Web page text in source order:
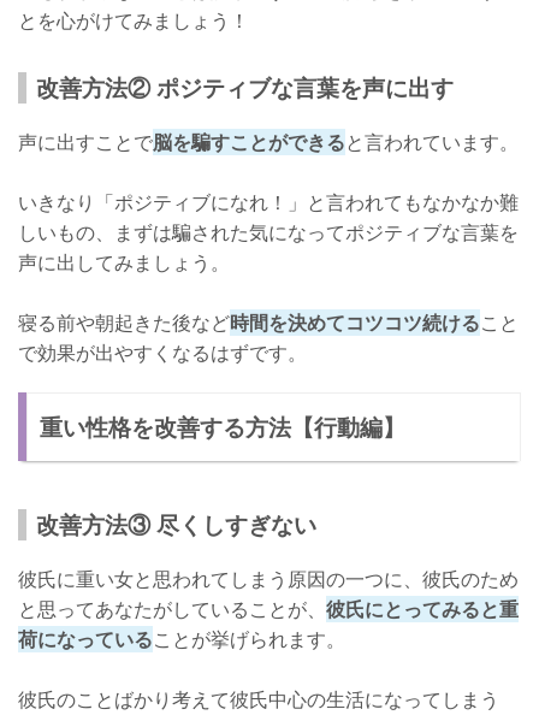
とを心がけてみましょう！
改善方法② ポジティブな言葉を声に出す
声に出すことで脳を騙すことができると言われています。
いきなり「ポジティブになれ！」と言われてもなかなか難
しいもの、まずは騙された気になってポジティブな言葉を
声に出してみましょう。
寝る前や朝起きた後など時間を決めてコツコツ続けること
で効果が出やすくなるはずです。
重い性格を改善する方法【行動編】
改善方法③ 尽くしすぎない
彼氏に重い女と思われてしまう原因の一つに、彼氏のため
と思ってあなたがしていることが、 彼氏にとってみると重
荷になっていることが挙げられます。
彼氏のことばかり考えて彼氏中心の生活になってしまう